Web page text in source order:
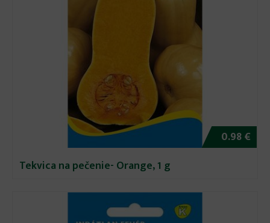
0.98 €
Tekvica na pečenie- Orange, 1 g